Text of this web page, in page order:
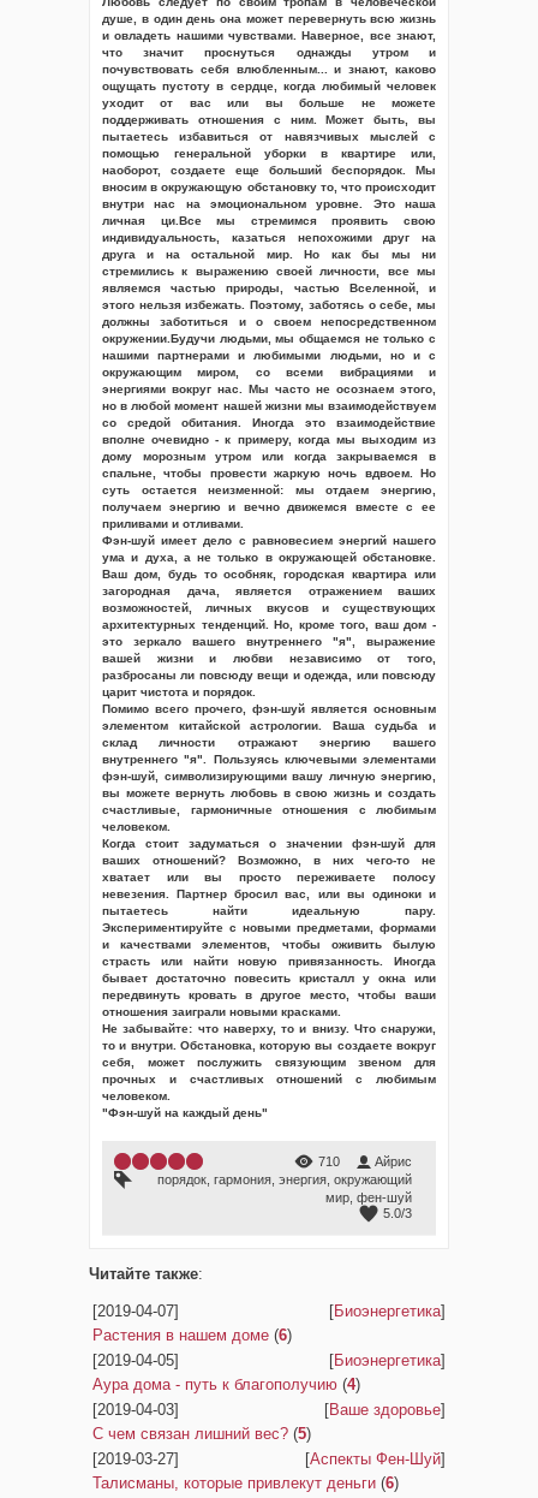
душе, в один день она может перевернуть всю жизнь
и овладеть нашими чувствами. Наверное, все знают,
что значит проснуться однажды утром и
почувствовать себя влюбленным... и знают, каково
ощущать пустоту в сердце, когда любимый человек
уходит от вас или вы больше не можете
поддерживать отношения с ним. Может быть, вы
пытаетесь избавиться от навязчивых мыслей с
помощью генеральной уборки в квартире или,
наоборот, создаете еще больший беспорядок. Мы
вносим в окружающую обстановку то, что происходит
внутри нас на эмоциональном уровне. Это наша
личная ци.Все мы стремимся проявить свою
индивидуальность, казаться непохожими друг на
друга и на остальной мир. Но как бы мы ни
стремились к выражению своей личности, все мы
являемся частью природы, частью Вселенной, и
этого нельзя избежать. Поэтому, заботясь о себе, мы
должны заботиться и о своем непосредственном
окружении.Будучи людьми, мы общаемся не только с
нашими партнерами и любимыми людьми, но и с
окружающим миром, со всеми вибрациями и
энергиями вокруг нас. Мы часто не осознаем этого,
но в любой момент нашей жизни мы взаимодействуем
со средой обитания. Иногда это взаимодействие
вполне очевидно - к примеру, когда мы выходим из
дому морозным утром или когда закрываемся в
спальне, чтобы провести жаркую ночь вдвоем. Но
суть остается неизменной: мы отдаем энергию,
получаем энергию и вечно движемся вместе с ее
приливами и отливами.
Фэн-шуй имеет дело с равновесием энергий нашего
ума и духа, а не только в окружающей обстановке.
Ваш дом, будь то особняк, городская квартира или
загородная дача, является отражением ваших
возможностей, личных вкусов и существующих
архитектурных тенденций. Но, кроме того, ваш дом -
это зеркало вашего внутреннего "я", выражение
вашей жизни и любви независимо от того,
разбросаны ли повсюду вещи и одежда, или повсюду
царит чистота и порядок.
Помимо всего прочего, фэн-шуй является основным
элементом китайской астрологии. Ваша судьба и
склад личности отражают энергию вашего
внутреннего "я". Пользуясь ключевыми элементами
фэн-шуй, символизирующими вашу личную энергию,
вы можете вернуть любовь в свою жизнь и создать
счастливые, гармоничные отношения с любимым
человеком.
Когда стоит задуматься о значении фэн-шуй для
ваших отношений? Возможно, в них чего-то не
хватает или вы просто переживаете полосу
невезения. Партнер бросил вас, или вы одиноки и
пытаетесь найти идеальную пару.
Экспериментируйте с новыми предметами, формами
и качествами элементов, чтобы оживить былую
страсть или найти новую привязанность. Иногда
бывает достаточно повесить кристалл у окна или
передвинуть кровать в другое место, чтобы ваши
отношения заиграли новыми красками.
Не забывайте: что наверху, то и внизу. Что снаружи,
то и внутри. Обстановка, которую вы создаете вокруг
себя, может послужить связующим звеном для
прочных и счастливых отношений с любимым
человеком.
"Фэн-шуй на каждый день"
710
Айрис
порядок гармония энергия окружающий
мир фен-шуй
5.0/3
Читайте также:
[2019-04-07] [Биоэнергетика]
Растения в нашем доме (6)
[2019-04-05]
[Биоэнергетика]
Аура дома - путь к благополучию (4)
[2019-04-03]
[Ваше здоровье]
С чем связан лишний вес? (5)
[2019-03-27]
[Аспекты Фен-Шуй]
Талисманы, которые привлекут деньги (6)